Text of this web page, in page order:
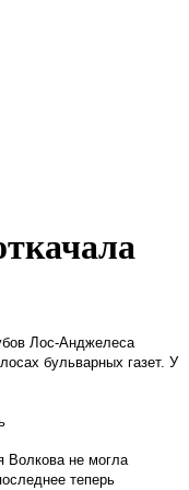
Лос-Анджелеса
бульварных газет. У
Волкова не могла
теперь